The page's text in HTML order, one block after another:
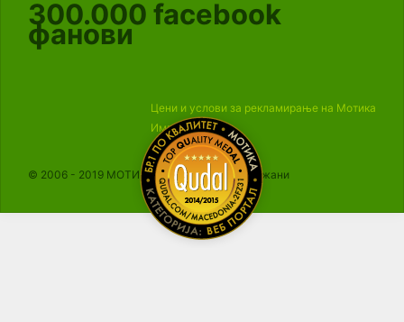
300.000 facebook
фанови
Цени и услови за рекламирање на Мотика
Импресум
© 2006 - 2019 МОТИКА, Сите права се задржани